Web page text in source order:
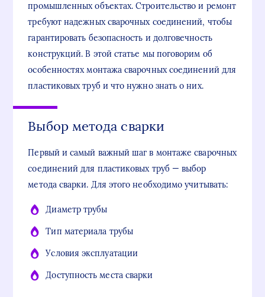
промышленных объектах. Строительство и ремонт
требуют надежных сварочных соединений, чтобы
гарантировать безопасность и долговечность
конструкций. В этой статье мы поговорим об
особенностях монтажа сварочных соединений для
пластиковых труб и что нужно знать о них.
Выбор метода сварки
Первый и самый важный шаг в монтаже сварочных
соединений для пластиковых труб — выбор
метода сварки. Для этого необходимо учитывать:
Диаметр трубы
Тип материала трубы
Условия эксплуатации
Доступность места сварки